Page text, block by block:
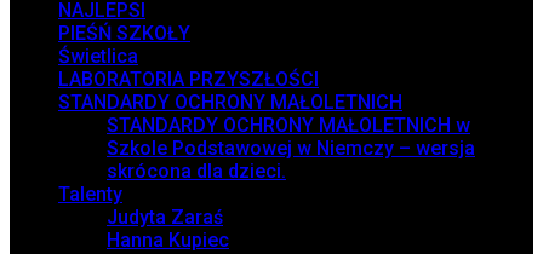
NAJLEPSI
PIEŚŃ SZKOŁY
Świetlica
LABORATORIA PRZYSZŁOŚCI
STANDARDY OCHRONY MAŁOLETNICH
STANDARDY OCHRONY MAŁOLETNICH w
Szkole Podstawowej w Niemczy – wersja
skrócona dla dzieci.
Talenty
Judyta Zaraś
Hanna Kupiec